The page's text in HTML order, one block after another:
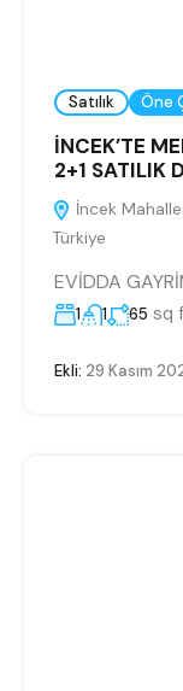
Satılık Öne
İNCEK’TE
2+1 SATILIK
İncek
Türkiye
EVİDDA
1 1 65 sq
Ekli: 29 Kasım